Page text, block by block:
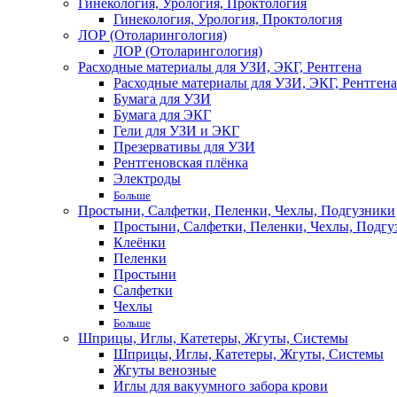
Гинекология, Урология, Проктология
Гинекология, Урология, Проктология
ЛОР (Отоларингология)
ЛОР (Отоларингология)
Расходные материалы для УЗИ, ЭКГ, Рентгена
Расходные материалы для УЗИ, ЭКГ, Рентгена
Бумага для УЗИ
Бумага для ЭКГ
Гели для УЗИ и ЭКГ
Презервативы для УЗИ
Рентгеновская плёнка
Электроды
Больше
Простыни, Салфетки, Пеленки, Чехлы, Подгузники
Простыни, Салфетки, Пеленки, Чехлы,
Клеёнки
Пеленки
Простыни
Салфетки
Чехлы
Больше
Шприцы, Иглы, Катетеры, Жгуты, Системы
Шприцы, Иглы, Катетеры, Жгуты, Системы
Жгуты венозные
Иглы для вакуумного забора крови